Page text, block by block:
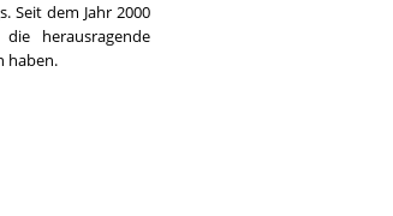
Seit dem Jahr 2000
herausragende
haben.